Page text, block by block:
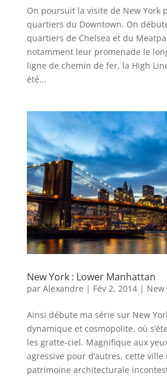
On poursuit la visite de New York
quartiers du Downtown. On
quartiers de Chelsea et du
notamment leur promenade le
ligne de chemin de fer, la High
été...
New York : Lower Manhattan
par Alexandre | Fév 2, 2014| New
Ainsi débute ma série sur New
dynamique et cosmopolite, où
les gratte-ciel. Magnifique aux
agressive pour d’autres, cette ville
patrimoine architecturale